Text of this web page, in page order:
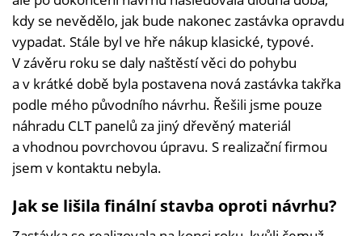
kdy se nevědělo, jak bude nakonec zastávka opravdu
vypadat. Stále byl ve hře nákup klasické, typové.
V závěru roku se daly naštěstí věci do pohybu
a v krátké době byla postavena nová zastávka takřka
podle mého původního návrhu. Řešili jsme pouze
náhradu CLT panelů za jiný dřevěný materiál
a vhodnou povrchovou úpravu. S realizační firmou
jsem v kontaktu nebyla.
Jak se lišila finální stavba oproti návrhu?